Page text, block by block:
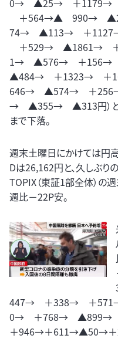
0→ ▲25→ ＋
＋564→▲ 990→
74→ ▲113→ ＋
＋529→ ▲1861→
1→ ▲576→ ＋
▲484→ ＋1323→
646→ ▲574→ ＋
→ ▲355→ ▲313円）と
まで下落。
週末土曜日にかけては円
Dは26,162円と、久しぶりの
TOPIX（東証1部全体）の
週比－22P安。
447→ ＋338→ ＋
0→ ＋768→ ▲899→
＋946→＋611→▲50→